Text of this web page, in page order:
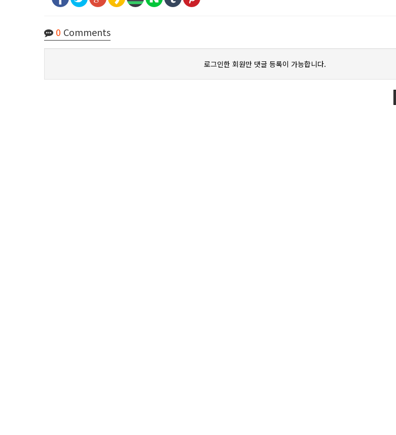
0 Comments
로그인한 회원만 댓글 등록이 가능합니다.